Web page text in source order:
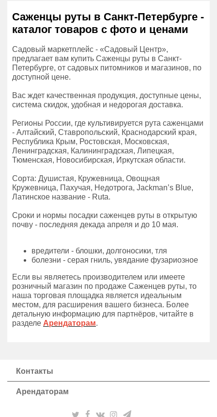
Саженцы руты в Санкт-Петербурге -
каталог товаров с фото и ценами
Садовый маркетплейс - «Садовый Центр»,
предлагает вам купить Саженцы руты в Санкт-
Петербурге, от садовых питомников и магазинов, по
доступной цене.
Вас ждет качественная продукция, доступные цены,
система скидок, удобная и недорогая доставка.
Регионы России, где культивируется рута саженцами
- Алтайский, Ставропольский, Краснодарский края,
Республика Крым, Ростовская, Московская,
Ленинградская, Калининградская, Липецкая,
Тюменская, Новосибирская, Иркутская области.
Сорта: Душистая, Кружевница, Овощная
Кружевница, Пахучая, Недотрога, Jackman’s Blue,
Латинское название - Ruta.
Сроки и нормы посадки саженцев руты в открытую
почву - последняя декада апреля и до 10 мая.
вредители - блошки, долгоносики, тля
болезни - серая гниль, увядание фузариозное
Если вы являетесь производителем или имеете
розничный магазин по продаже Саженцев руты, то
наша торговая площадка является идеальным
местом, для расширения вашего бизнеса. Более
детальную информацию для партнёров, читайте в
разделе Арендаторам.
Контакты
Арендаторам